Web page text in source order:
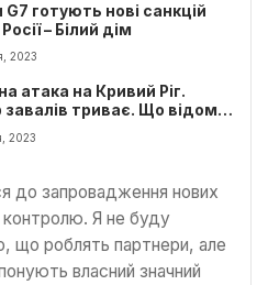
G7 готують нові санкцій
– Білий дім
2023
атака на Кривий Ріг.
завалів триває. Що відомо
13 червня
2023
до запровадження нових
контролю. Я не буду
що роблять партнери, але
власний значний